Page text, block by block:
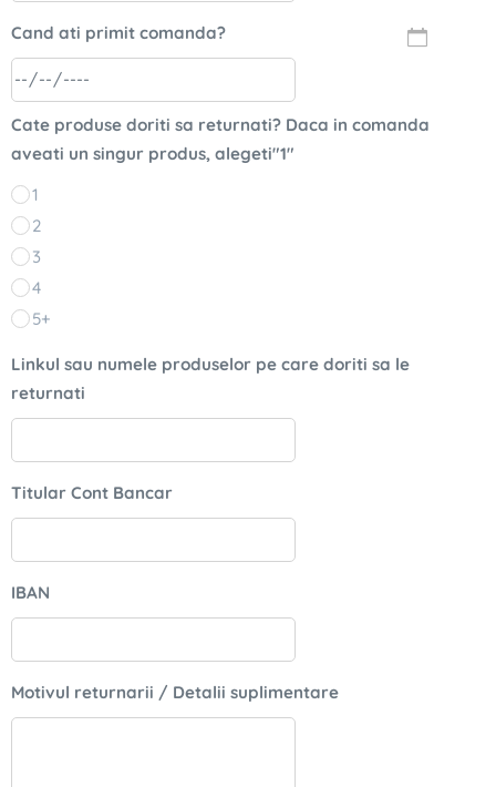
Cand ati primit comanda?
Cate produse doriti sa returnati? Daca in comanda
aveati un singur produs, alegeti"1"
1
2
3
4
5+
Linkul sau numele produselor pe care doriti sa le
returnati
Titular Cont Bancar
IBAN
Motivul returnarii / Detalii suplimentare